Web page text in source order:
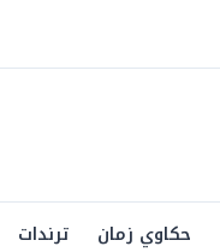
حكاوي زمان ترندات